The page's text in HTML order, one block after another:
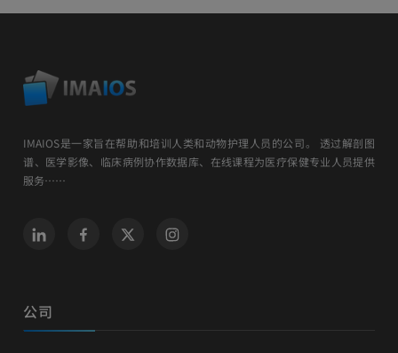
IMAIOS是一家旨在帮助和培训人类和动物护理人员的公司。 透过解剖图
谱、医学影像、临床病例协作数据库、在线课程为医疗保健专业人员提供
服务……
公司